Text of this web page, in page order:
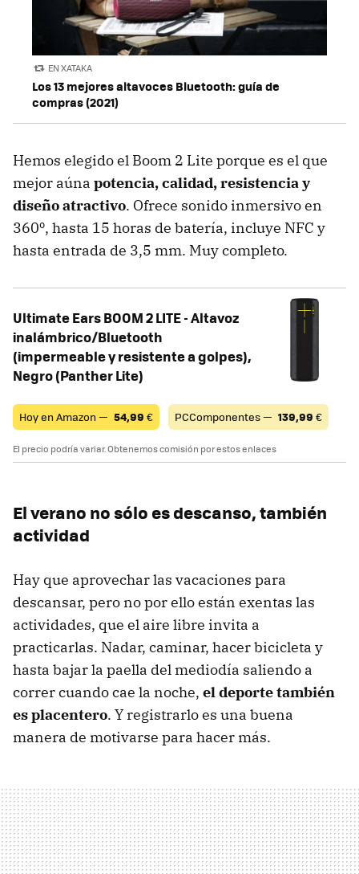
EN XATAKA
Los 13 mejores altavoces Bluetooth: guía de
compras (2021)
Hemos elegido el Boom 2 Lite porque es el que
mejor aúna potencia, calidad, resistencia y
diseño atractivo. Ofrece sonido inmersivo en
360º, hasta 15 horas de batería, incluye NFC y
hasta entrada de 3,5 mm. Muy completo.
Ultimate Ears BOOM 2 LITE - Altavoz
inalámbrico/Bluetooth
(impermeable y resistente a golpes),
Negro (Panther Lite)
Hoy en Amazon — 54,99 € PCComponentes — 139,99 €
El precio podría variar. Obtenemos comisión por estos enlaces
El verano no sólo es descanso, también
actividad
Hay que aprovechar las vacaciones para
descansar, pero no por ello están exentas las
actividades, que el aire libre invita a
practicarlas. Nadar, caminar, hacer bicicleta y
hasta bajar la paella del mediodía saliendo a
correr cuando cae la noche, el deporte también
es placentero. Y registrarlo es una buena
manera de motivarse para hacer más.